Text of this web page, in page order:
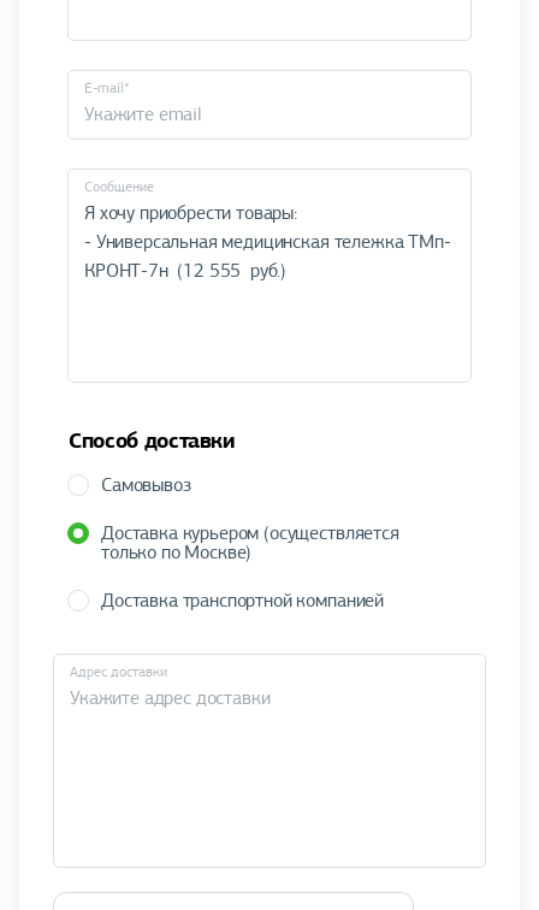
E-mail*
Cообщение
Способ доставки
Самовывоз
Доставка курьером (осуществляется
только по Москве)
Доставка транспортной компанией
Адрес доставки